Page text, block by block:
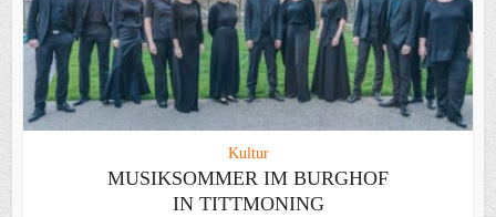
Kultur
MUSIKSOMMER IM BURGHOF
IN TITTMONING